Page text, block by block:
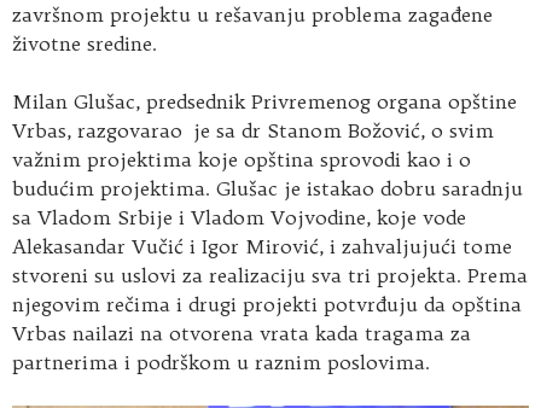
završnom projektu u rešavanju problema zagađene
životne sredine.
Milan Glušac, predsednik Privremenog organa opštine
Vrbas, razgovarao je sa dr Stanom Božović, o svim
važnim projektima koje opština sprovodi kao i o
budućim projektima. Glušac je istakao dobru saradnju
sa Vladom Srbije i Vladom Vojvodine, koje vode
Alekasandar Vučić i Igor Mirović, i zahvaljujući tome
stvoreni su uslovi za realizaciju sva tri projekta. Prema
njegovim rečima i drugi projekti potvrđuju da opština
Vrbas nailazi na otvorena vrata kada tragama za
partnerima i podrškom u raznim poslovima.